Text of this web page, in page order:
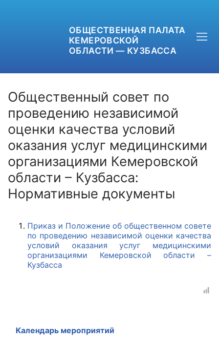
ОБЩЕСТВЕННАЯ ПАЛАТА
КЕМЕРОВСКОЙ
ОБЛАСТИ — КУЗБАССА
+7 (3842) 58-82-40
OPKO42@BK.RU
ОБРАТНАЯ СВЯЗЬ
Главная
Общественные советы
Общественные советы по проведению
Общественный совет по
проведению независимой
оценки качества условий
оказания услуг медицинскими
организациями Кемеровской
области – Кузбасса:
Нормативные документы
Приказ и Положение об общественном совете
по проведению независимой оценки качества
условий оказания услуг медицинскими
организациями Кемеровской области –
Кузбасса
Календарь мероприятий